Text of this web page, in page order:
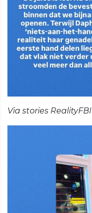
Via stories RealityFBI